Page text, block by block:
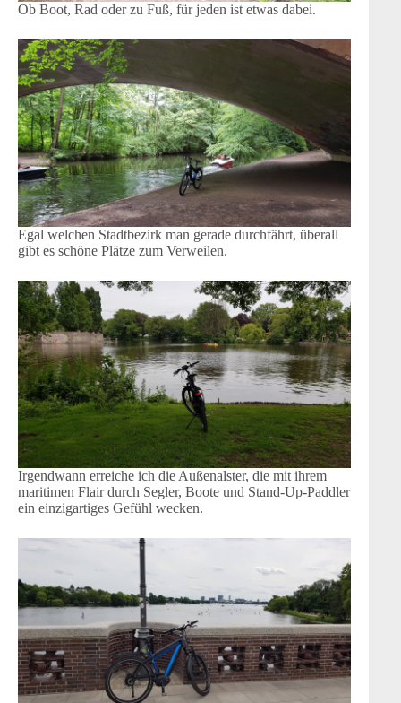
Ob Boot, Rad oder zu Fuß, für jeden ist etwas dabei.
Egal welchen Stadtbezirk man gerade durchfährt, überall
gibt es schöne Plätze zum Verweilen.
Irgendwann erreiche ich die Außenalster, die mit ihrem
maritimen Flair durch Segler, Boote und Stand-Up-Paddler
ein einzigartiges Gefühl wecken.